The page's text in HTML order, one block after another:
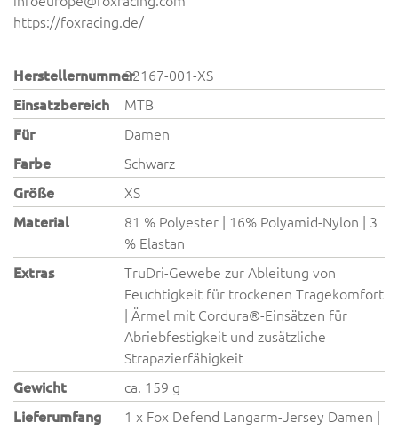
https://foxracing.de/
Herstellernummer32167-001-XS
Einsatzbereich
MTB
Für
Damen
Farbe
Schwarz
Größe
XS
Material
81 % Polyester | 16% Polyamid-Nylon | 3
% Elastan
Extras
TruDri-Gewebe zur Ableitung von
Feuchtigkeit für trockenen Tragekomfort
| Ärmel mit Cordura®-Einsätzen für
Abriebfestigkeit und zusätzliche
Strapazierfähigkeit
Gewicht
ca. 159 g
Lieferumfang
1 x Fox Defend Langarm-Jersey Damen |